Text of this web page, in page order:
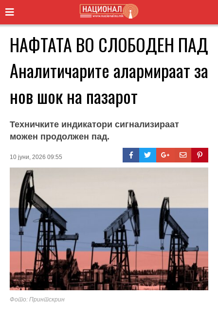
НАФТАТА ВО СЛОБОДЕН ПАД
Аналитичарите алармираат за
нов шок на пазарот
Техничките индикатори сигнализираат
можен продолжен пад.
10 јуни, 2026 09:55
Фото: Принтскрин